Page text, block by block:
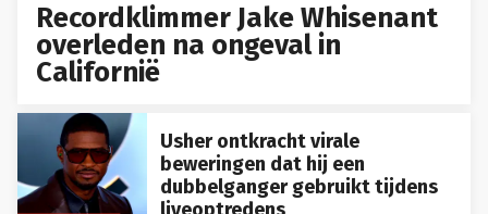
Recordklimmer Jake Whisenant
overleden na ongeval in
Californië
Usher ontkracht virale
beweringen dat hij een
dubbelganger gebruikt tijdens